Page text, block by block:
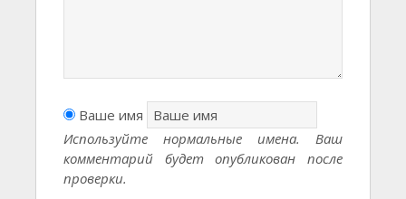
Ваше имя
Используйте нормальные имена. Ваш
комментарий будет опубликован после
проверки.